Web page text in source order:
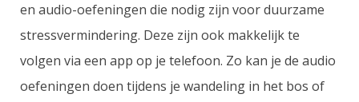
en audio-oefeningen die nodig zijn voor duurzame
stressvermindering. Deze zijn ook makkelijk te
volgen via een app op je telefoon. Zo kan je de audio
oefeningen doen tijdens je wandeling in het bos of